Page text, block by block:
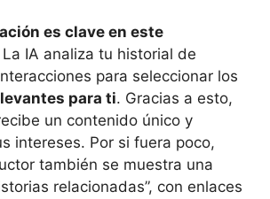
es clave en este
La IA analiza tu historial de
para seleccionar los
para ti. Gracias a esto,
un contenido único y
intereses. Por si fuera poco,
también se muestra una
relacionadas”, con enlaces